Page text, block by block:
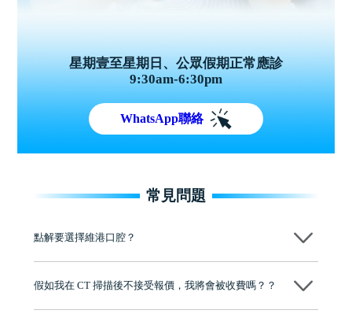
星期壹至星期日、公眾假期正常應診
9:30am-6:30pm
WhatsApp聯絡
常見問題
點解要選擇維港口腔？
維港口腔踐行「醫道濟世」的大學校訓，各分院匯聚來自香港、內地的
牌」、「2025香港企業領袖品牌」，是諾貝爾種植系統全球放心植牙中
至今已服務超過三十個國家和地區的顧客，受到粵港澳大灣區及周邊城
假如我在 CT 掃描後不接受報價，我將會被收費嗎？？